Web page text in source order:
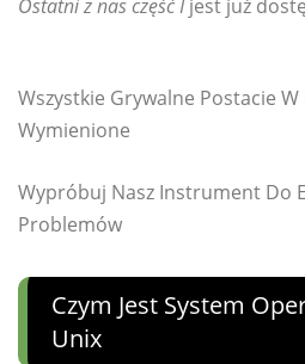
Ostatni z nas część Ijest już
Wszystkie Grywalne Postacie
Wymienione
Wypróbuj Nasz Instrument Do
Problemów
Czym Jest System
Unix